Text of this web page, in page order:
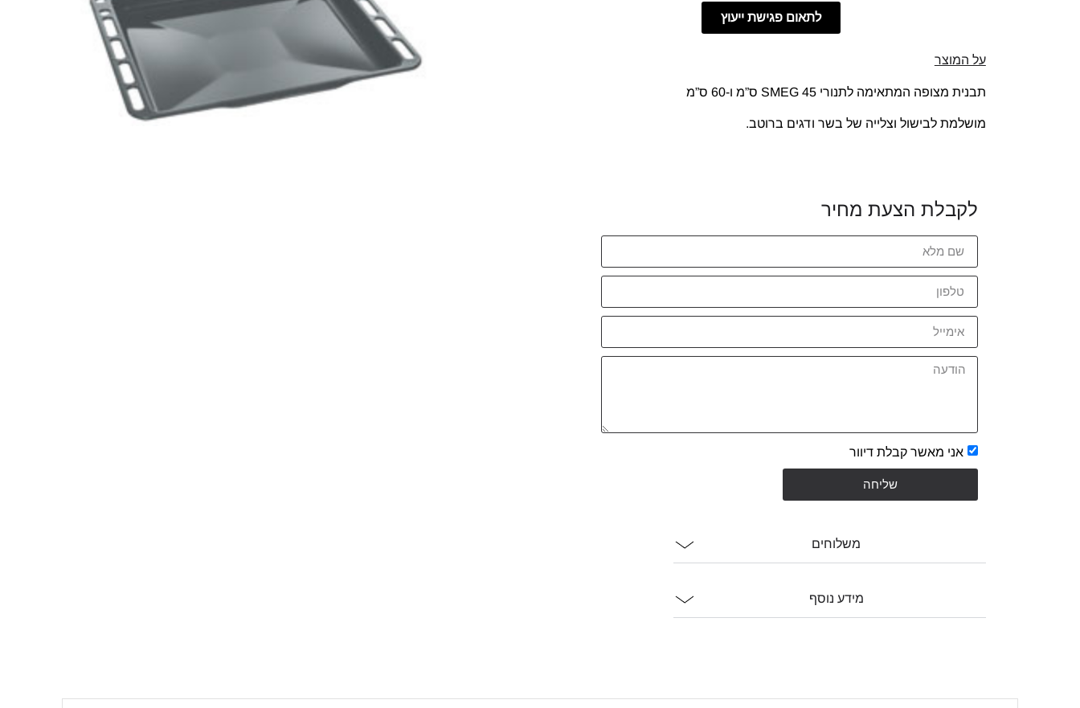
לתאום פגישת ייעוץ
על המוצר
תבנית מצופה המתאימה לתנורי SMEG 45 ס”מ ו-60 ס”מ
מושלמת לבישול וצלייה של בשר ודגים ברוטב.
לקבלת הצעת מחיר
אני מאשר קבלת דיוור
שליחה
משלוחים
מידע נוסף